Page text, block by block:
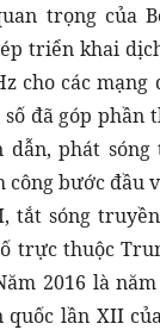
trọng của
triển khai
cho các mạng
số đã góp phần
dẫn, phát
công bước đầu
tắt sóng
trực thuộc
2016 là
lần XII